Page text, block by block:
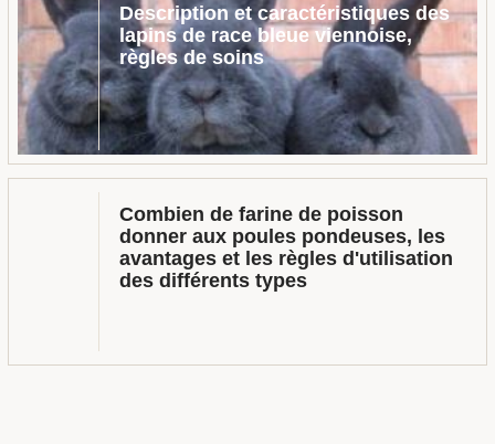
Description et caractéristiques des
lapins de race bleue viennoise,
règles de soins
Combien de farine de poisson
donner aux poules pondeuses, les
avantages et les règles d'utilisation
des différents types